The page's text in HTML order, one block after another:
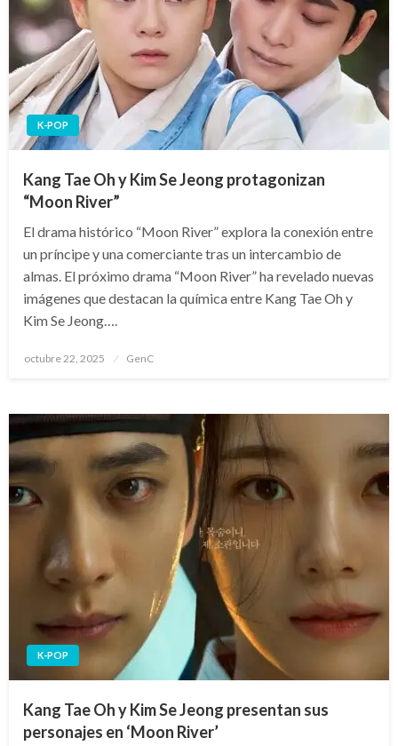
K-POP
Kang Tae Oh y Kim Se Jeong protagonizan
“Moon River”
El drama histórico “Moon River” explora la conexión entre
un príncipe y una comerciante tras un intercambio de
almas. El próximo drama “Moon River” ha revelado nuevas
imágenes que destacan la química entre Kang Tae Oh y
Kim Se Jeong….
Publicado
octubre 22, 2025 GenC
K-POP
Kang Tae Oh y Kim Se Jeong presentan sus
personajes en ‘Moon River’